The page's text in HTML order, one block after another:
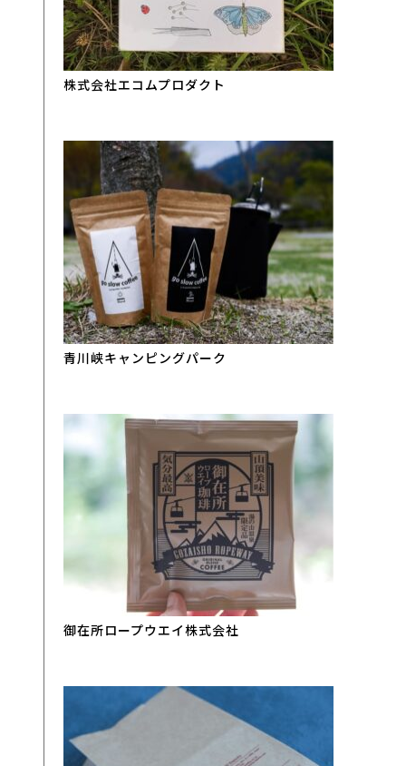
株式会社エコムプロダクト
青川峡キャンピングパーク
御在所ロープウエイ株式会社